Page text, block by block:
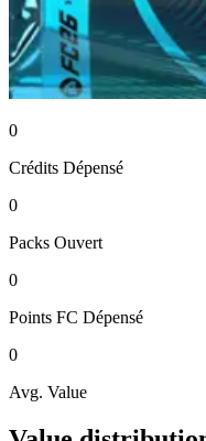
0
Crédits Dépensé
0
Packs Ouvert
0
Points FC Dépensé
0
Avg. Value